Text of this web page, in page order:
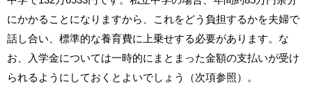
にかかることになりますから、これをどう負担するかを夫婦で
話し合い、標準的な養育費に上乗せする必要があります。な
お、入学金については一時的にまとまった金額の支払いが受け
られるようにしておくとよいでしょう（次項参照）。